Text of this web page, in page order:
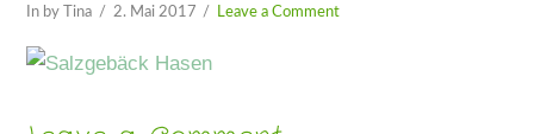
In by Tina 2. Mai 2017 Leave a Comment